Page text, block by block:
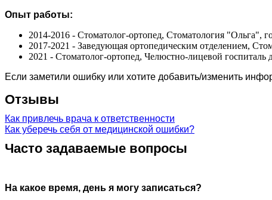
Опыт работы:
2014-2016 - Стоматолог-ортопед, Стоматология "Ольга",
2017-2021 - Заведующая ортопедическим отделением,
2021 - Стоматолог-ортопед, Челюстно-лицевой госпиталь
Если заметили ошибку или хотите добавить/изменить
Отзывы
Как привлечь врача к ответственности
Как уберечь себя от медицинской ошибки?
Часто задаваемые вопросы
На какое время, день я могу записаться?